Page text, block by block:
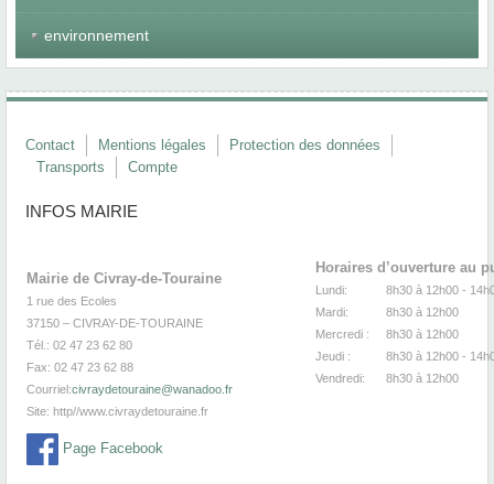
environnement
Contact Mentions légales
Protection des données
Transports
Compte
INFOS MAIRIE
Mairie de Civray-de-Touraine
1 rue des Ecoles
37150 – CIVRAY-DE-TOURAINE
Tél.: 02 47 23 62 80
Fax: 02 47 23 62 88
Courriel:civraydetouraine@wanadoo.fr
Site: http//www.civraydetouraine.fr
Page Facebook
Horaires d’ouverture au
Lundi:
8h30 à 12h00 -
Mardi:
8h30 à
Mercredi :
8h30 à
Jeudi :
8h30 à 12h00 -
Vendredi:
8h30 à